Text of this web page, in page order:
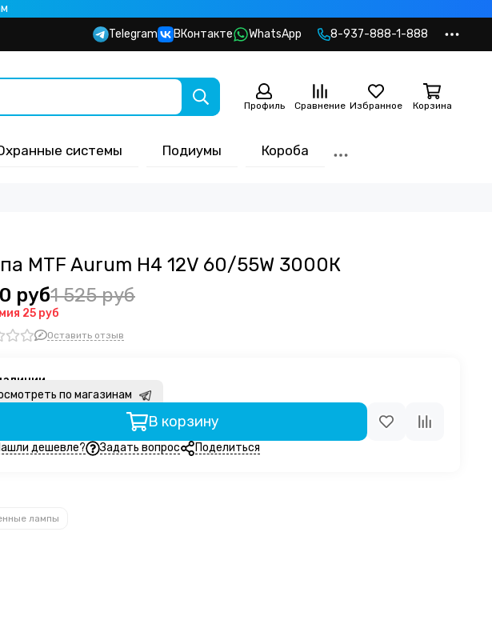
Telegram ВКонтакте WhatsApp 8-937-888-1-888
Профиль Сравнение Избранное Корзина
системы Подиумы Короба
MTF Aurum H4 12V 60/55W 3000К
руб1 525 руб
25 руб
Оставить отзыв
по магазинам
В корзину
дешевле? Задать вопрос Поделиться
лампы